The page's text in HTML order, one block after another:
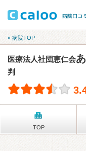
« 病院TOP
医療法人社団恵仁会
判
TOP